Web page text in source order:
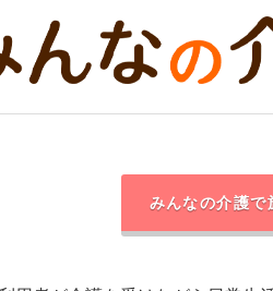
みんなの介護で